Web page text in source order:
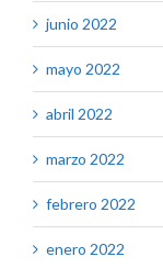
junio 2022
mayo 2022
abril 2022
marzo 2022
febrero 2022
enero 2022